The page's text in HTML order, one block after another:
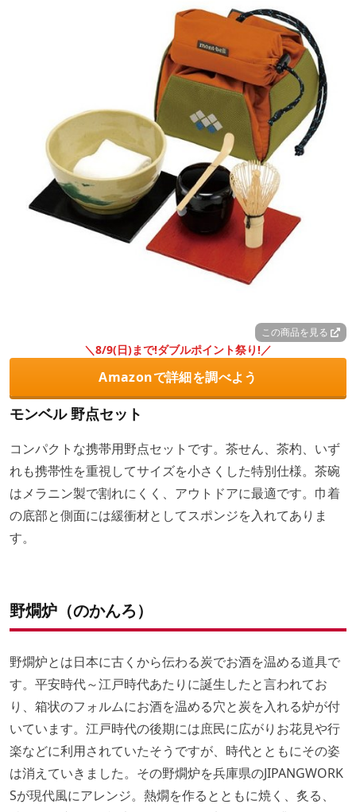
この商品を見る
＼8/9(日)まで!ダブルポイント祭り!／
Amazonで詳細を調べよう
モンベル 野点セット
コンパクトな携帯用野点セットです。茶せん、茶杓、いず
れも携帯性を重視してサイズを小さくした特別仕様。茶碗
はメラニン製で割れにくく、アウトドアに最適です。巾着
の底部と側面には緩衝材としてスポンジを入れてありま
す。
野燗炉（のかんろ）
野燗炉とは日本に古くから伝わる炭でお酒を温める道具で
す。平安時代～江戸時代あたりに誕生したと言われてお
り、箱状のフォルムにお酒を温める穴と炭を入れる炉が付
いています。江戸時代の後期には庶民に広がりお花見や行
楽などに利用されていたそうですが、時代とともにその姿
は消えていきました。その野燗炉を兵庫県のJIPANGWORK
Sが現代風にアレンジ。熱燗を作るとともに焼く、炙る、